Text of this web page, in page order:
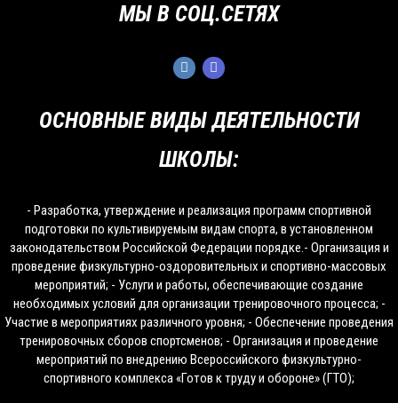
ОСНОВНЫЕ ВИДЫ ДЕЯТЕЛЬНОСТИ
ШКОЛЫ:
- Разработка, утверждение и реализация программ спортивной
подготовки по культивируемым видам спорта, в установленном
законодательством Российской Федерации порядке.- Организация и
проведение физкультурно-оздоровительных и спортивно-массовых
мероприятий; - Услуги и работы, обеспечивающие создание
необходимых условий для организации тренировочного процесса; -
Участие в мероприятиях различного уровня; - Обеспечение проведения
тренировочных сборов спортсменов; - Организация и проведение
мероприятий по внедрению Всероссийского физкультурно-
спортивного комплекса «Готов к труду и обороне» (ГТО);
МЫ В СОЦ.СЕТЯХ